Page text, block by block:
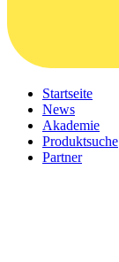
Startseite
News
Akademie
Produktsuche
Partner